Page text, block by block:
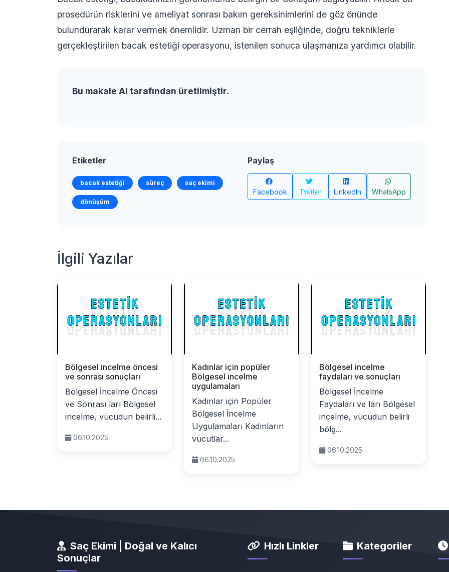
prosedürün risklerini ve ameliyat sonrası bakım gereksinimlerini de göz önünde
bulundurarak karar vermek önemlidir. Uzman bir cerrah eşliğinde, doğru tekniklerle
gerçekleştirilen bacak estetiği operasyonu, istenilen sonuca ulaşmanıza yardımcı olabilir.
Bu makale AI tarafından üretilmiştir.
Etiketler
bacak estetiği süreç saç ekimi
dönüşüm
Paylaş
Facebook Twitter LinkedIn WhatsApp
İlgili Yazılar
Bölgesel incelme öncesi
ve sonrası sonuçları
Bölgesel İncelme Öncesi
ve Sonrası ları Bölgesel
incelme, vücudun belirli...
06.10.2025
Kadınlar için popüler
Bölgesel incelme
uygulamaları
Kadınlar için Popüler
Bölgesel İncelme
Uygulamaları Kadınların
vücutlar...
06.10.2025
Bölgesel incelme
faydaları ve sonuçları
Bölgesel İncelme
Faydaları ve ları Bölgesel
incelme, vücudun belirli
bölg...
06.10.2025
Saç Ekimi | Doğal ve Kalıcı
Sonuçlar
Hızlı Linkler Kategoriler